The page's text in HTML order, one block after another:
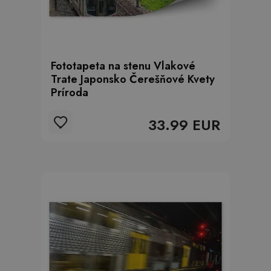
Fototapeta na stenu Vlakové
Trate Japonsko Čerešňové Kvety
Príroda
33.99 EUR